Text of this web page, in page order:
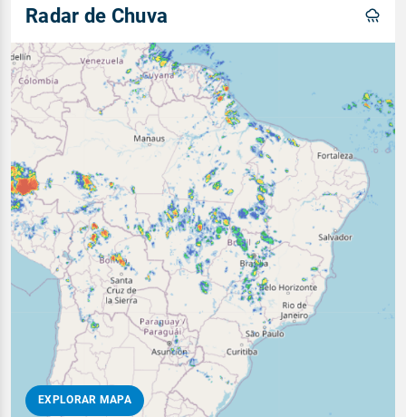
Radar de Chuva
EXPLORAR MAPA